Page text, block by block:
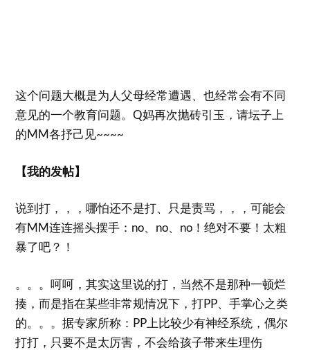
这个问题大概是为人父母经常遭遇、也经常会有不同
意见的一个教育问题。Q妈再次抛砖引玉，请坛子上
的MM各抒己见~~~~
【我的发帖】
说到打，，，哪怕还不是打、只是责骂，，，可能会
有MM连连摇头摆手：no、no、no！绝对不要！太粗
暴了吧？！
。。。呵呵，其实这里说的打，当然不是那种一顿烂
揍，而是指在某些非常规情况下，打PP、手掌心之类
的。。。据专家所称：PP上比较少有神经系统，偶尔
打打，只要不是太厉害，不会给孩子带来生理伤